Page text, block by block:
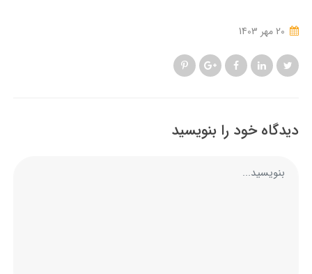
دیدگاه خود را بنویسید